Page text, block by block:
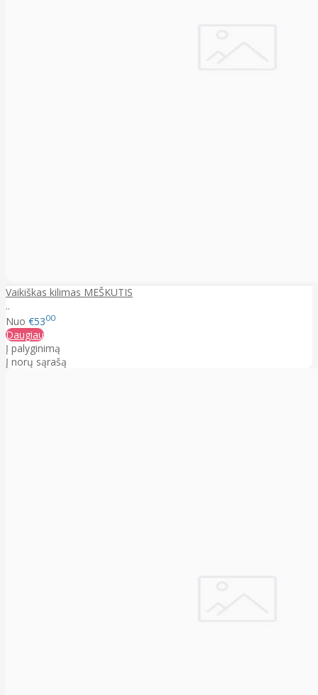
Vaikiškas kilimas MEŠKUTIS
..
Nuo €5300
Daugiau
Į palyginimą
Į norų sąrašą